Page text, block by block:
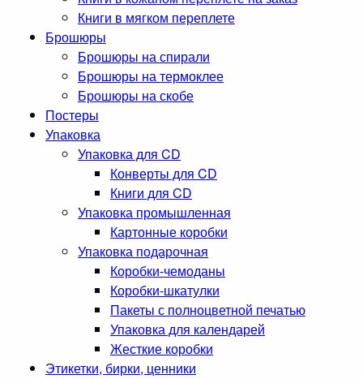
Книги в мягком переплете
Брошюры
Брошюры на спирали
Брошюры на термоклее
Брошюры на скобе
Постеры
Упаковка
Упаковка для CD
Конверты для CD
Книги для CD
Упаковка промышленная
Картонные коробки
Упаковка подарочная
Коробки-чемоданы
Коробки-шкатулки
Пакеты с полноцветной печатью
Упаковка для календарей
Жесткие коробки
Этикетки, бирки, ценники